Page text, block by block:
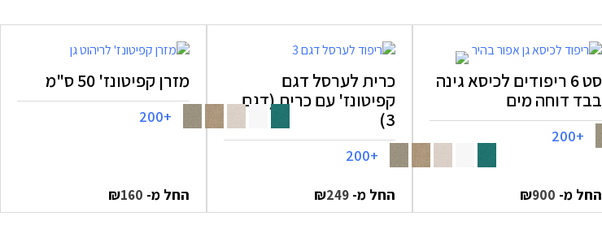
סט 6 ריפודים לכיסא גינה
בבד דוחה מים
+200
החל מ- ₪900
כרית לערסל דגם
קפיטונז' עם כרית (דגם
3)
+200
החל מ- ₪249
מזרן קפיטונז' 50 ס"מ
+200
החל מ- ₪160